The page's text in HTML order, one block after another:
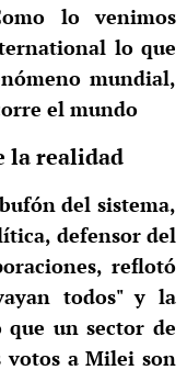
lo venimos
lo que
mundial,
el mundo
la realidad
del sistema,
defensor del
reflotó
todos" y la
que un sector de
votos a Milei son